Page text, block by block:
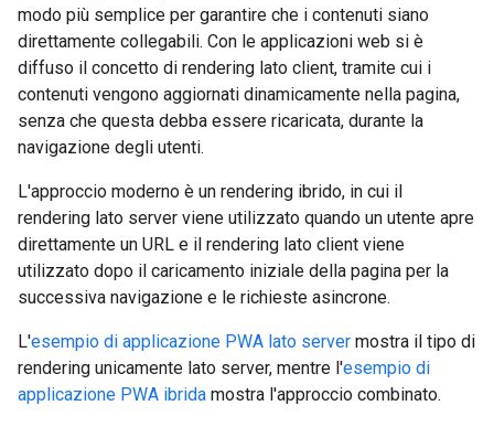
modo più semplice per garantire che i contenuti siano
direttamente collegabili. Con le applicazioni web si è
diffuso il concetto di rendering lato client, tramite cui i
contenuti vengono aggiornati dinamicamente nella pagina,
senza che questa debba essere ricaricata, durante la
navigazione degli utenti.
L'approccio moderno è un rendering ibrido, in cui il
rendering lato server viene utilizzato quando un utente apre
direttamente un URL e il rendering lato client viene
utilizzato dopo il caricamento iniziale della pagina per la
successiva navigazione e le richieste asincrone.
L'esempio di applicazione PWA lato server mostra il tipo di
rendering unicamente lato server, mentre l'esempio di
applicazione PWA ibrida mostra l'approccio combinato.